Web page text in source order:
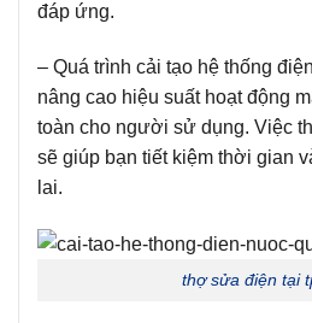
đáp ứng.
– Quá trình cải tạo hệ thống
nâng cao hiệu suất hoạt động
toàn cho người sử dụng. Việc
sẽ giúp bạn tiết kiệm thời gian
lai.
thợ sửa điện tại